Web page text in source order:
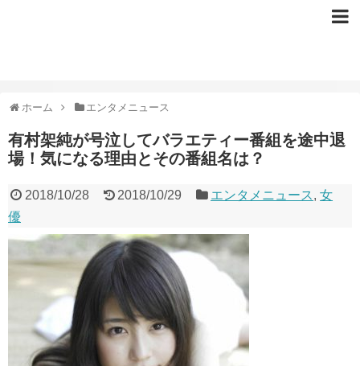
ホーム エンタメニュース
有村架純が号泣してバラエティー番組を途中退
場！気になる理由とその番組名は？
2018/10/28 2018/10/29 エンタメニュース,女
優